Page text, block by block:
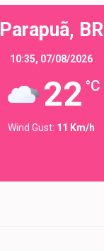
Parapuã, BR
10:35, 07/08/2026
22 °C
Wind Gust: 11 Km/h